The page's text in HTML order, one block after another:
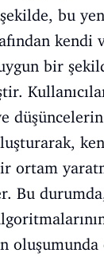
bu
kendi
bir
ortam
Bu